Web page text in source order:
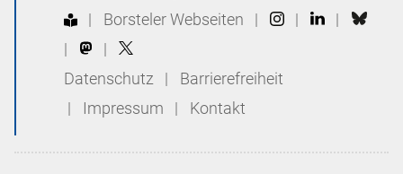
|
Borsteler Webseiten | |
|
|
|
Datenschutz |
Barrierefreiheit
|
Impressum | Kontakt